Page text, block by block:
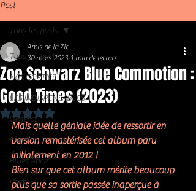
Post
Tous les posts
NOS SORTIES
LES INDISPENSABLES
Général
Blues
Blues Rock
Rock
Tous les posts
Zoe Schwarz Blue Commotion :
Good Times (2023)
Amis de la Zic
30 mars 2023 1 min de lecture
Noté NaN étoiles sur 5.
Mais quelle géniale idée de ressortir en
version remastérisée cet album paru
initialement en 2012 !
Bien sur que cet album mérite beaucoup
plus que sa sortie passée inaperçue à